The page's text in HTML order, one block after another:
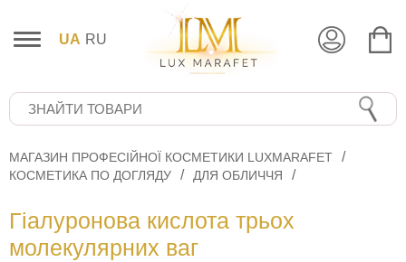
UA RU
МАГАЗИН ПРОФЕСІЙНОЇ КОСМЕТИКИ LUXMARAFET
КОСМЕТИКА ПО ДОГЛЯДУ
ДЛЯ ОБЛИЧЧЯ
Гіалуронова кислота трьох
молекулярних ваг